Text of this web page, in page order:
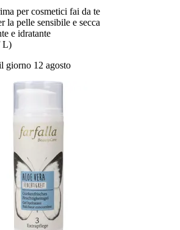
per cosmetici fai da te
la pelle sensibile e secca
e idratante
L)
giorno 12 agosto